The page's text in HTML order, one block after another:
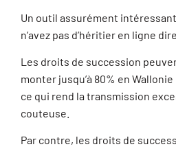
Un outil assurément
n’avez pas d’héritier en ligne
Les droits de succession
monter jusqu’à 80% en
ce qui rend la transmission
couteuse.
Par contre, les droits de